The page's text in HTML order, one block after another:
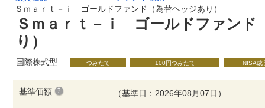
Ｓｍａｒｔ－ｉ ゴールドファンド（為替ヘッジあり）
Ｓｍａｒｔ－ｉ ゴールドファンド
り）
国際株式型 つみたて 100円つみたて NISA成
基準価額 （基準日：2026年08月07日）